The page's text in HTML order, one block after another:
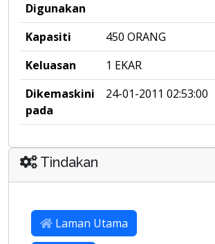
Digunakan
Kapasiti
450 ORANG
Keluasan
1 EKAR
Dikemaskini
pada
24-01-2011 02:53:00
Tindakan
Laman Utama